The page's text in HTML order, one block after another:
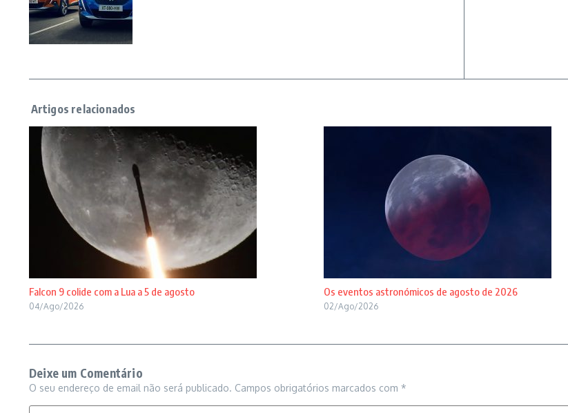
Falcon 9 colide com a Lua a 5 de agosto
04/Ago/2026
Os eventos astronómicos de agosto de 2026
02/Ago/2026
Deixe um Comentário
O seu endereço de email não será publicado. Campos obrigatórios marcados com *